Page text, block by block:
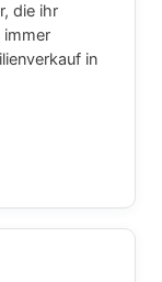
die ihr
immer
in